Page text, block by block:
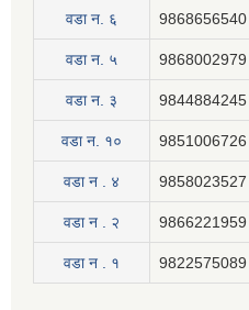
वडा न. ६
वडा न. ५
वडा न. ३
वडा न. १०
वडा न . ४
वडा न . २
वडा न . १